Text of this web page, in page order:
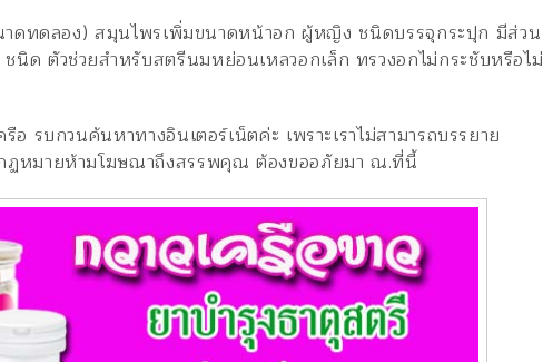
าดทดลอง) สมุนไพรเพิ่มขนาดหน้าอก ผู้หญิง ชนิดบรรจุกระปุก มีส่วน
นิด ตัวช่วยสำหรับสตรีนมหย่อนเหลวอกเล็ก ทรวงอกไม่กระชับหรือไม่
อ รบกวนค้นหาทางอินเตอร์เน็ตค่ะ เพราะเราไม่สามารถบรรยาย
หมายห้ามโฆษณาถึงสรรพคุณ ต้องขออภัยมา ณ.ที่นี้